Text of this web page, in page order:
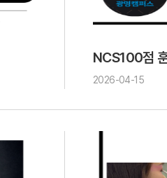
NCS100점
2026-04-15